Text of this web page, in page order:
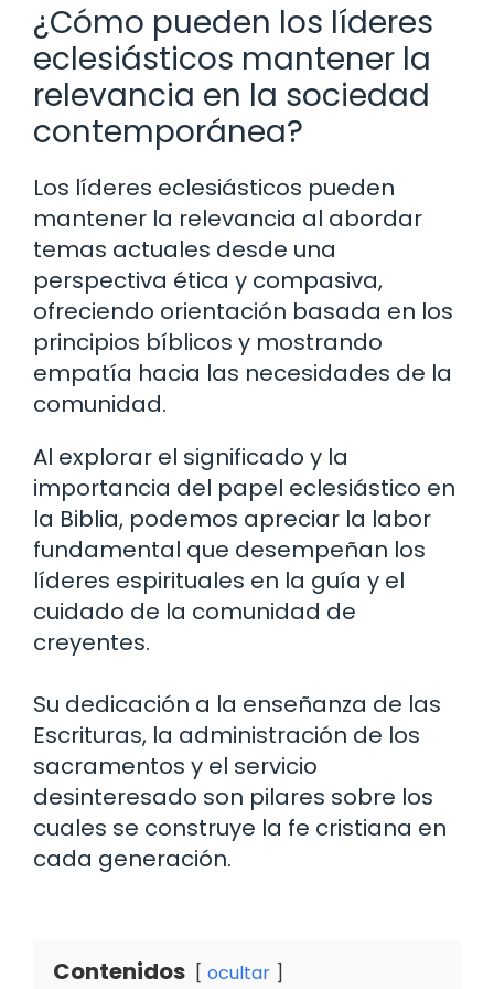
¿Cómo pueden los líderes
eclesiásticos mantener la
relevancia en la sociedad
contemporánea?
Los líderes eclesiásticos pueden
mantener la relevancia al abordar
temas actuales desde una
perspectiva ética y compasiva,
ofreciendo orientación basada en los
principios bíblicos y mostrando
empatía hacia las necesidades de la
comunidad.
Al explorar el significado y la
importancia del papel eclesiástico en
la Biblia, podemos apreciar la labor
fundamental que desempeñan los
líderes espirituales en la guía y el
cuidado de la comunidad de
creyentes.
Su dedicación a la enseñanza de las
Escrituras, la administración de los
sacramentos y el servicio
desinteresado son pilares sobre los
cuales se construye la fe cristiana en
cada generación.
Contenidos ocultar